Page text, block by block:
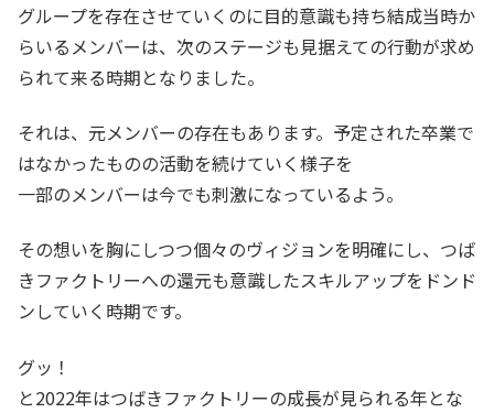
グループを存在させていくのに目的意識も持ち結成当時か
らいるメンバーは、次のステージも見据えての行動が求め
られて来る時期となりました。
それは、元メンバーの存在もあります。予定された卒業で
はなかったものの活動を続けていく様子を
一部のメンバーは今でも刺激になっているよう。
その想いを胸にしつつ個々のヴィジョンを明確にし、つば
きファクトリーへの還元も意識したスキルアップをドンド
ンしていく時期です。
グッ！
と2022年はつばきファクトリーの成長が見られる年とな